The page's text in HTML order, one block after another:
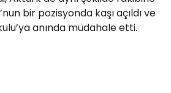
bir pozisyonda kaşı açıldı ve
anında müdahale etti.